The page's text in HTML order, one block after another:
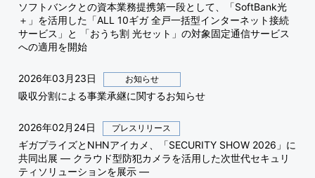
ソフトバンクとの資本業務提携第一段として、「SoftBank光
＋」を活用した「ALL 10ギガ 全戸一括型インターネット接続
サービス」と 「おうち割 光セット」の対象固定通信サービス
への適用を開始
2026年03月23日 お知らせ
吸収分割による事業承継に関するお知らせ
2026年02月24日 プレスリリース
ギガプライズとNHNアイカメ、「SECURITY SHOW 2026」に
共同出展 ― クラウド型防犯カメラを活用した次世代セキュリ
ティソリューションを展示 ―